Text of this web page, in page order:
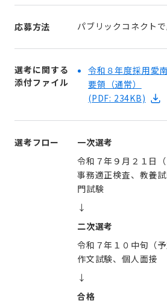
応募方法 パブリックコネクト
選考に関する
添付ファイル
令和８年度採用愛
要領（通常）
(PDF: 234KB)
選考フロー
一次選考
令和７年９月２１日
事務適正検査、教養
門試験
↓
二次選考
令和７年１０中旬（予
作文試験、個人面接
↓
合格